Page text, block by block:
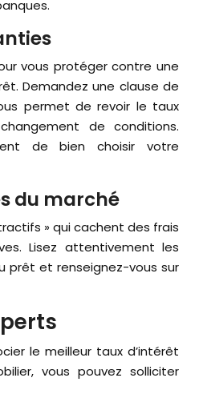
vous protéger contre une
Demandez une clause de
permet de revoir le taux
de conditions.
de bien choisir votre
du marché
» qui cachent des frais
Lisez attentivement les
prêt et renseignez-vous sur
le meilleur taux d’intérêt
vous pouvez solliciter